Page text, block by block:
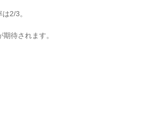
2/3。
待されます。